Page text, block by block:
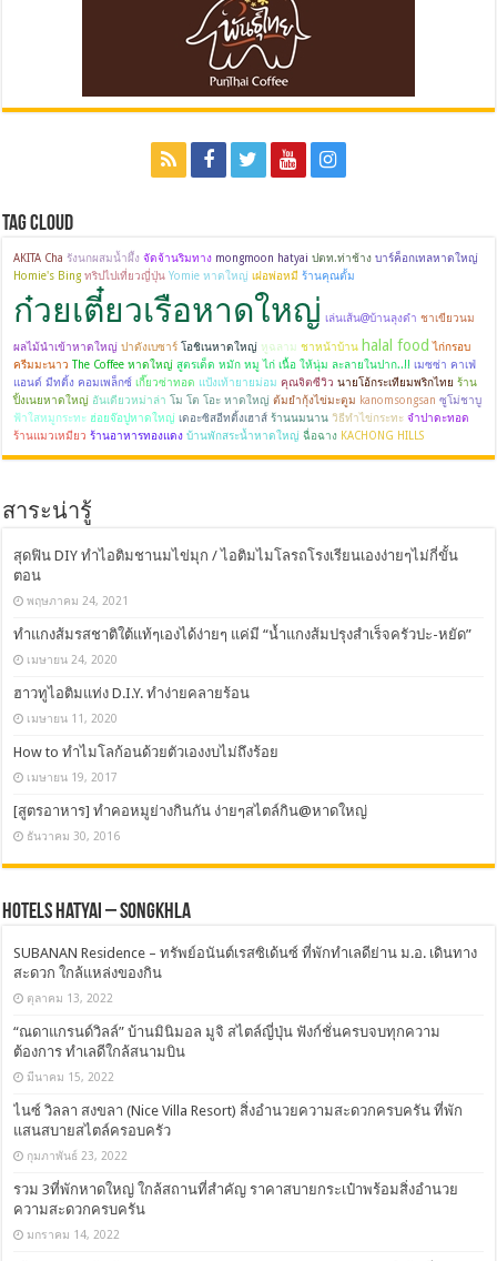
Tag Cloud
AKITA Cha รังนกผสมน้ำผึ้ง จัดจ้านริมทาง mongmoon hatyai ปตท.ท่าช้าง บาร์ค็อกเทลหาดใหญ่
Homie's Bing ทริปไปเที่ยวญี่ปุ่น Yomie หาดใหญ่ เฝอพ่อหมี ร้านคุณตั้ม
ก๋วยเตี๋ยวเรือหาดใหญ่ เล่นเส้น@บ้านลุงดำ ชาเขียวนม
ผลไม้นำเข้าหาดใหญ่ ปาดังเบซาร์ โอชิเนหาดใหญ่ หูฉลาม ชาหน้าบ้าน halal food ไก่กรอบ
ครีมมะนาว
The Coffee หาดใหญ่ สูตรเด็ด หมัก หมู ไก่ เนื้อ ให้นุ่ม ละลายในปาก..!! เมซซ่า คาเฟ่
แอนด์ มีทติ้ง คอมเพล็กซ์ เกี๊ยวซ่าทอด แป้งเท้ายายม่อม คุณจิตซีวิว นายโอ้กระเทียมพริกไทย ร้าน
ปิ้งเนยหาดใหญ่ อันเดียวหม่าล่า โม โต โอะ หาดใหญ่ ต้มยำกุ้งไข่มะตูม kanomsongsan ซูโม่ชาบู
ฟ้าใสหมูกระทะ ฮ่อยจ๊อปูหาดใหญ่ เดอะซิสอีทติ้งเฮาส์ ร้านนมนาน วิธีทำไข่กระทะ จำปาดะทอด
ร้านแมวเหมียว ร้านอาหารทองแดง บ้านพักสระน้ำหาดใหญ่ ฉื่อฉาง KACHONG HILLS
สาระน่ารู้
สุดฟิน DIY ทำไอติมชานมไข่มุก / ไอติมไมโลรถโรงเรียนเองง่ายๆไม่กี่ขั้น
ตอน
พฤษภาคม 24, 2021
ทำแกงส้มรสชาติใต้แท้ๆเองได้ง่ายๆ แค่มี “น้ำแกงส้มปรุงสำเร็จครัวปะ-หยัด”
เมษายน 24, 2020
ฮาวทูไอติมแท่ง D.I.Y. ทำง่ายคลายร้อน
เมษายน 11, 2020
How to ทำไมโลก้อนด้วยตัวเองงบไม่ถึงร้อย
เมษายน 19, 2017
[สูตรอาหาร] ทำคอหมูย่างกินกัน ง่ายๆสไตล์กิน@หาดใหญ่
ธันวาคม 30, 2016
Hotels Hatyai – Songkhla
SUBANAN Residence – ทรัพย์อนันต์เรสซิเด้นซ์ ที่พักทำเลดีย่าน ม.อ. เดินทาง
สะดวก ใกล้แหล่งของกิน
ตุลาคม 13, 2022
“ณดาแกรนด์วิลล์” บ้านมินิมอล มูจิ สไตล์ญี่ปุ่น ฟังก์ชั่นครบจบทุกความ
ต้องการ ทำเลดีใกล้สนามบิน
มีนาคม 15, 2022
ไนซ์ วิลลา สงขลา (Nice Villa Resort) สิ่งอำนวยความสะดวกครบครัน ที่พัก
แสนสบายสไตล์ครอบครัว
กุมภาพันธ์ 23, 2022
รวม 3ที่พักหาดใหญ่ ใกล้สถานที่สำคัญ ราคาสบายกระเป๋าพร้อมสิ่งอำนวย
ความสะดวกครบครัน
มกราคม 14, 2022